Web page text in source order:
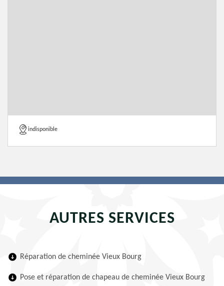
indisponible
AUTRES SERVICES
Réparation de cheminée Vieux Bourg
Pose et réparation de chapeau de cheminée Vieux Bourg